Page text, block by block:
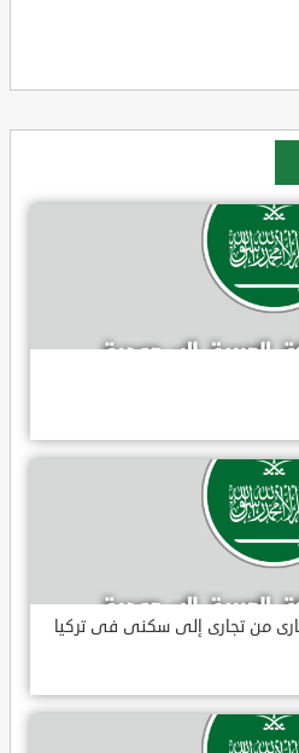
من تجارى إلى سكنى فى تركيا